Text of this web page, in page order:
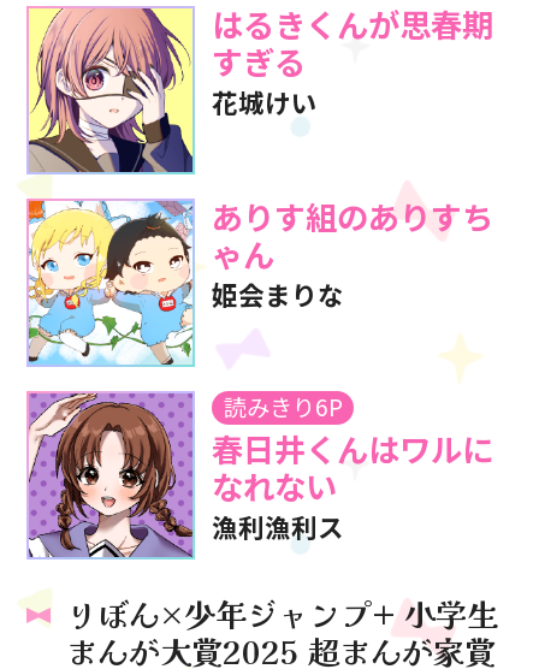
はるきくんが思春期
すぎる
花城けい
ありす組のありすち
ゃん
姫会まりな
読みきり6P
春日井くんはワルに
なれない
漁利漁利ス
りぼん×少年ジャンプ+ 小学生
まんが大賞2025 超まんが家賞